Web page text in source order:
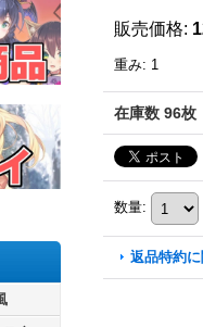
販売価格:
重み: 1
在庫数 96枚
数量:
返品特約